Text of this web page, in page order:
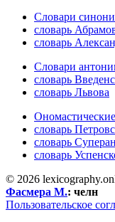
Словари
словарь
словарь
Словари
словарь
словарь Львова
словарь
словарь
словарь
© 2026
Фасмера М.: челн
Пользовательское